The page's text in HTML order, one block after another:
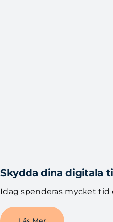
Skydda dina digitala
Idag spenderas mycket tid